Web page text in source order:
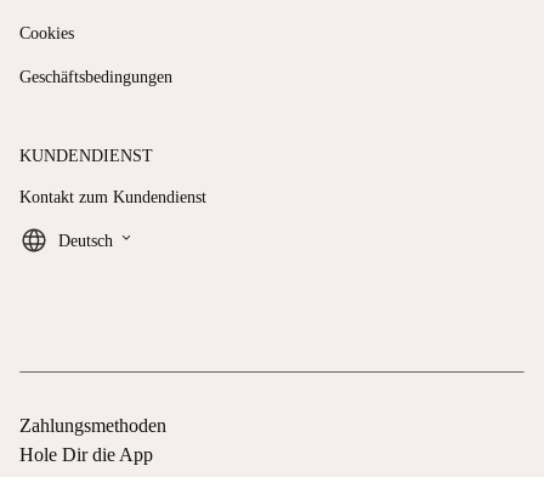
Cookies
Geschäftsbedingungen
KUNDENDIENST
Kontakt zum Kundendienst
Deutsch keyboard_arrow_down
Zahlungsmethoden
Hole Dir die App